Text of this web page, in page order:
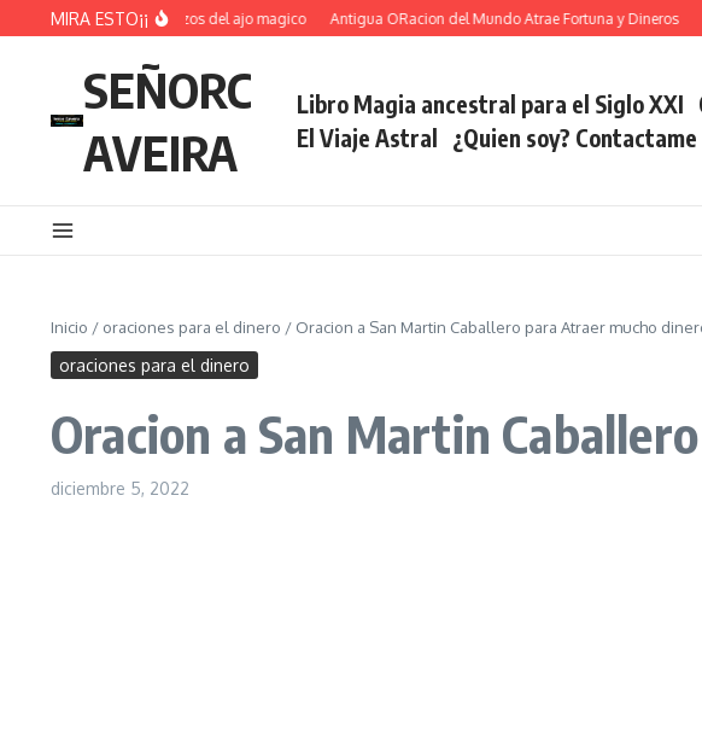
Saltar al contenido
MIRA ESTO¡¡
Ritual voltea hechizos del ajo magico Antigua ORacion del Mundo Atrae Fortuna y Dineros
SEÑORC
AVEIRA
Libro Magia ancestral para el Siglo XXI
El Viaje Astral ¿Quien soy? Contactame
Inicio / oraciones para el dinero / Oracion a San Martin Caballero para Atraer mucho
oraciones para el dinero
Oracion a San Martin
diciembre 5, 2022